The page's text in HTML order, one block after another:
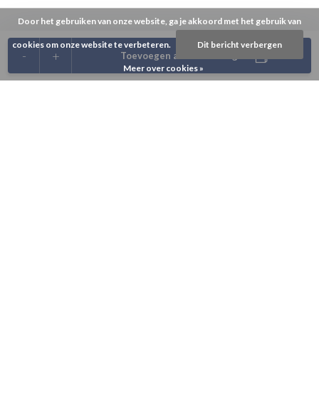
+
- Toevoegen aan winkelwagen
Door het gebruiken van onze website, ga je akkoord met het gebruik van
cookies om onze website te verbeteren. Dit bericht verbergen
Meer over cookies »